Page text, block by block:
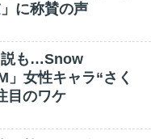
に称賛の声
説も…Snow
」女性キャラ“さく
目のワケ